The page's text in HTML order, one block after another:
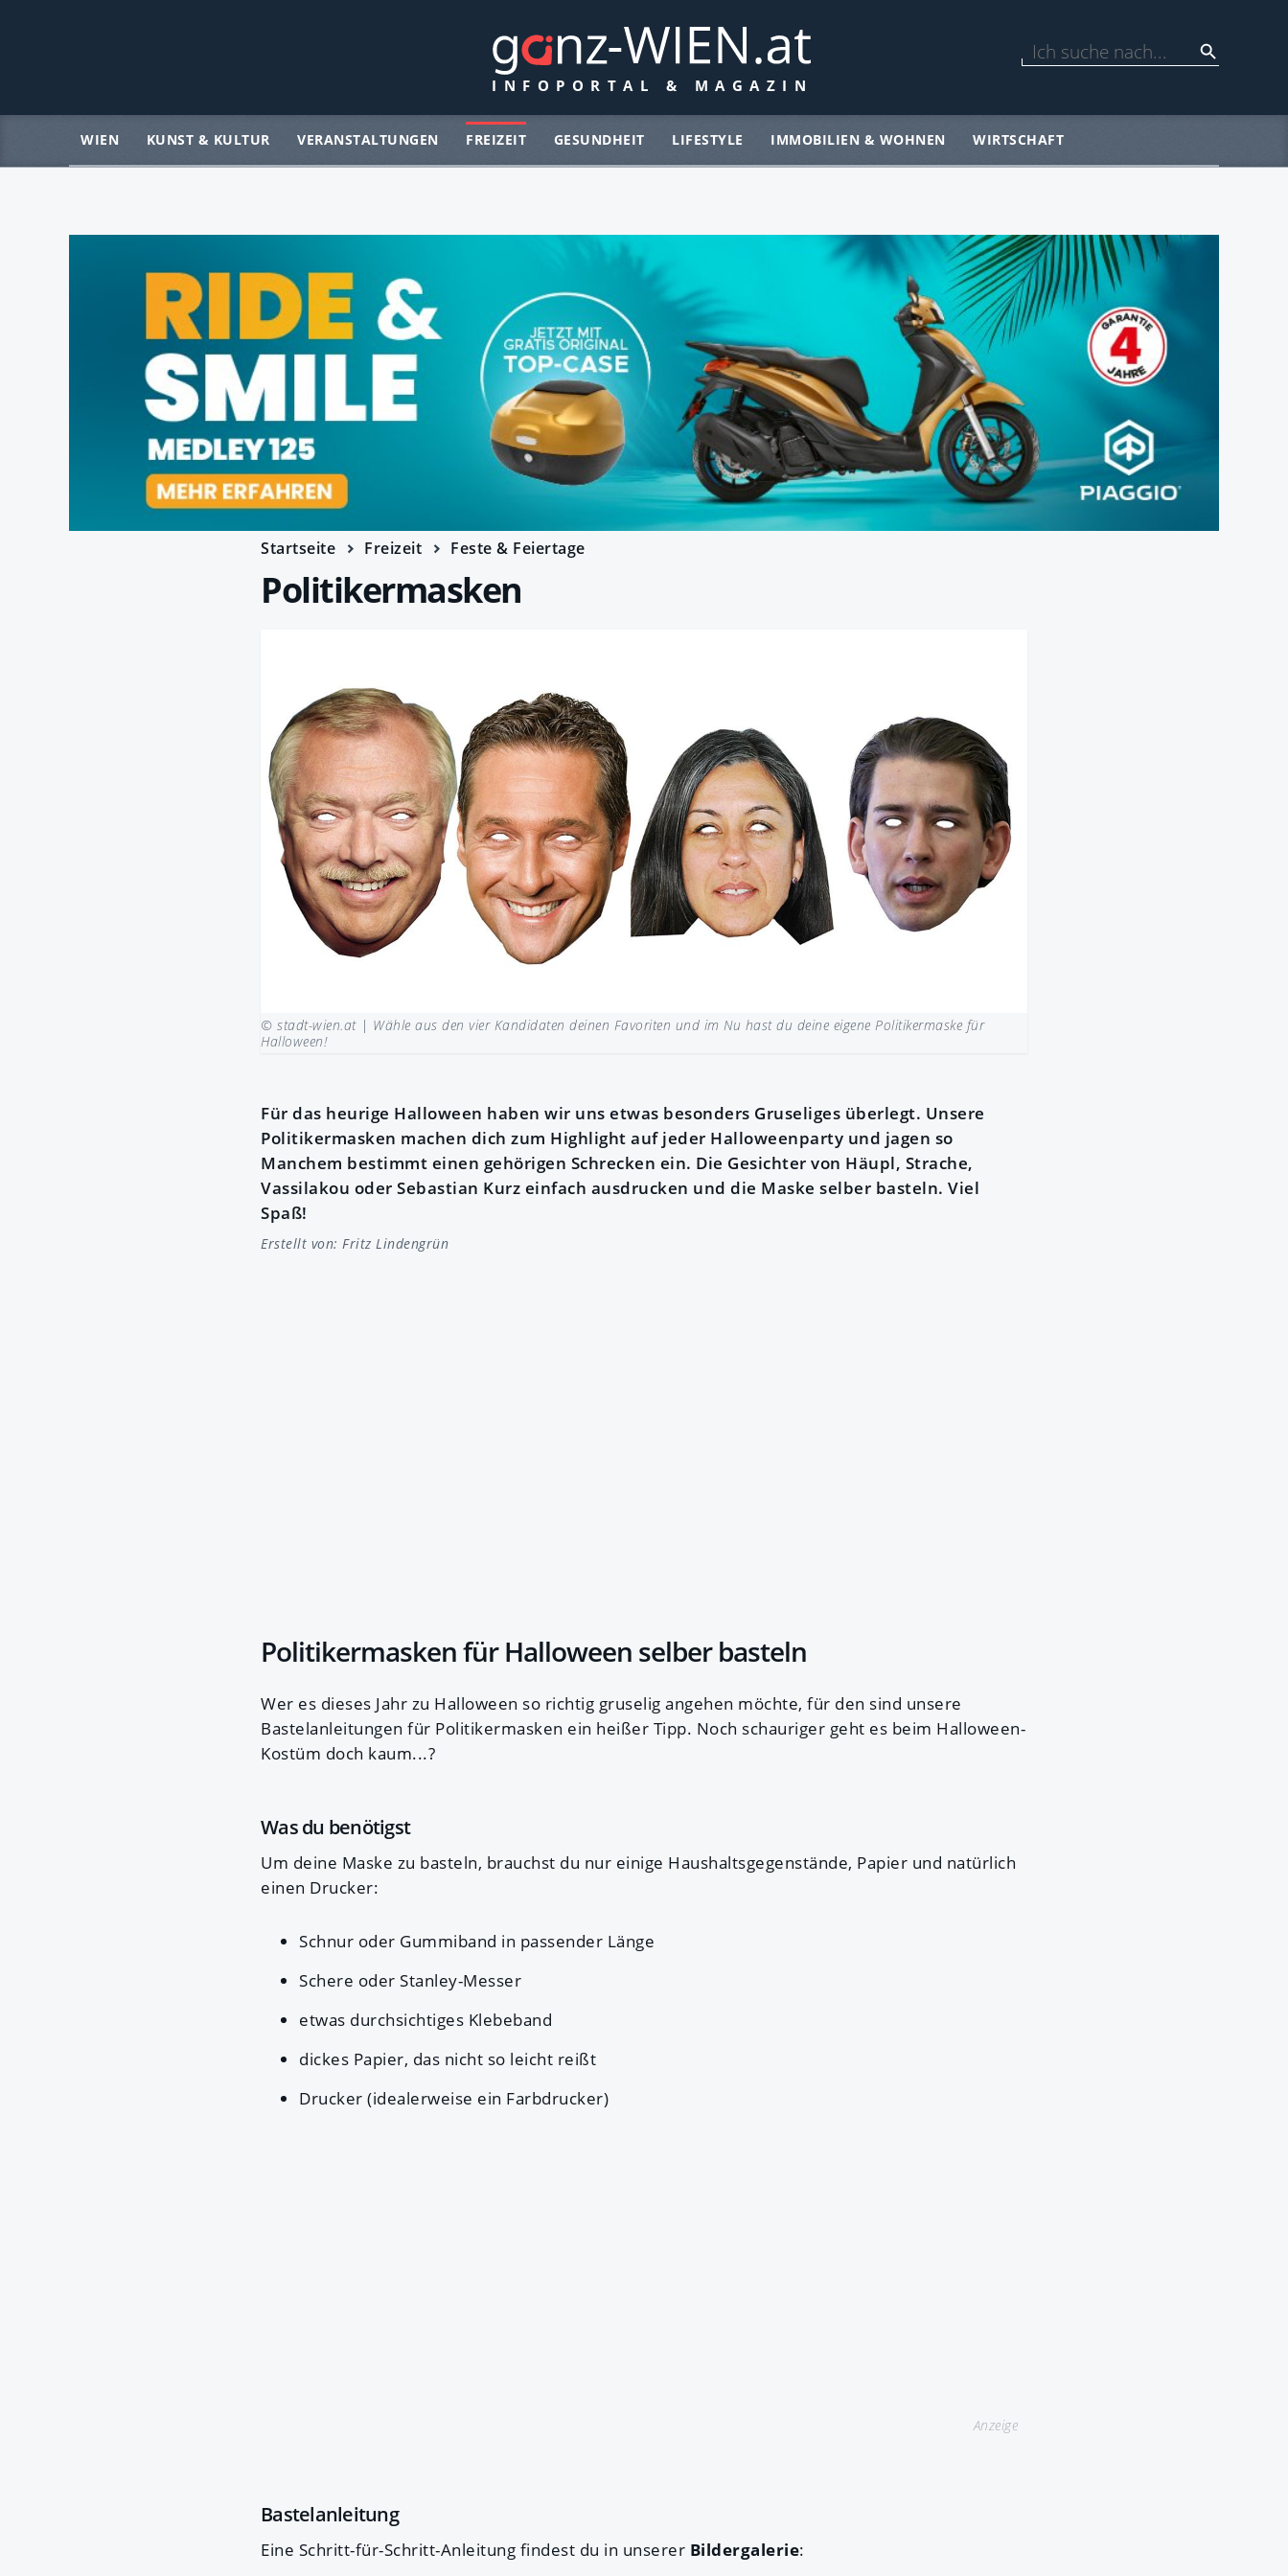
WIEN KUNST & KULTUR VERANSTALTUNGEN FREIZEIT GESUNDHEIT LIFESTYLE IMMOBILIEN & WOHNEN WIRTSCHAFT
Startseite Freizeit Feste & Feiertage
Politikermasken
© stadt-wien.at | Wähle aus den vier Kandidaten deinen Favoriten und im Nu hast du deine eigene Politikermaske für
Halloween!
Für das heurige Halloween haben wir uns etwas besonders Gruseliges überlegt. Unsere
Politikermasken machen dich zum Highlight auf jeder Halloweenparty und jagen so
Manchem bestimmt einen gehörigen Schrecken ein. Die Gesichter von Häupl, Strache,
Vassilakou oder Sebastian Kurz einfach ausdrucken und die Maske selber basteln. Viel
Spaß!
Erstellt von: Fritz Lindengrün
Politikermasken für Halloween selber basteln
Wer es dieses Jahr zu Halloween so richtig gruselig angehen möchte, für den sind unsere
Bastelanleitungen für Politikermasken ein heißer Tipp. Noch schauriger geht es beim Halloween-
Kostüm doch kaum...?
Was du benötigst
Um deine Maske zu basteln, brauchst du nur einige Haushaltsgegenstände, Papier und natürlich
einen Drucker:
Schnur oder Gummiband in passender Länge
Schere oder Stanley-Messer
etwas durchsichtiges Klebeband
dickes Papier, das nicht so leicht reißt
Drucker (idealerweise ein Farbdrucker)
Anzeige
Bastelanleitung
Eine Schritt-für-Schritt-Anleitung findest du in unserer Bildergalerie: